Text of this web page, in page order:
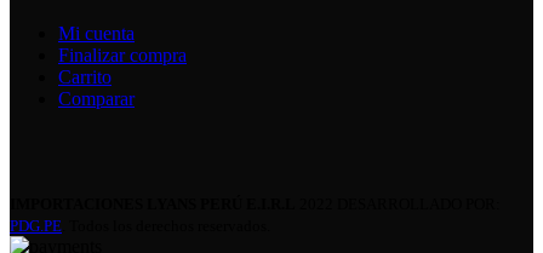
Mi cuenta
Finalizar compra
Carrito
Comparar
PDG.PE